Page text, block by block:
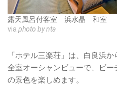
露天風呂付客室 浜水晶 和室
via photo by nta
「ホテル三楽荘」は、白良浜
全室オーシャンビューで、ビ
の景色を楽しめます。